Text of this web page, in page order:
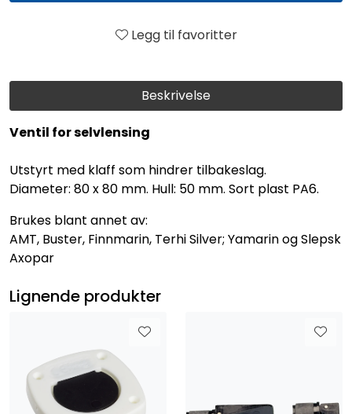
Beskrivelse
Ventil for selvlensing
Utstyrt med klaff som hindrer tilbakeslag.
Diameter: 80 x 80 mm. Hull: 50 mm. Sort plast PA6.
Brukes blant annet av:
AMT, Buster, Finnmarin, Terhi Silver; Yamarin og Slepsk
Axopar
Legg til favoritter
Lignende produkter